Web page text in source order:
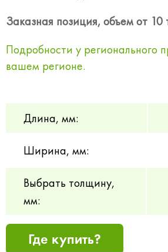
Заказная позиция, объем от 10
Подробности у регионального
вашем регионе.
Длина, мм:
Ширина, мм:
Выбрать толщину,
мм:
Где купить?